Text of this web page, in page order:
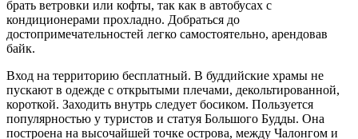
брать ветровки или кофты, так как в автобусах с
кондиционерами прохладно. Добраться до
достопримечательностей легко самостоятельно, арендовав
байк.
Вход на территорию бесплатный. В буддийские храмы не
пускают в одежде с открытыми плечами, декольтированной,
короткой. Заходить внутрь следует босиком. Пользуется
популярностью у туристов и статуя Большого Будды. Она
построена на высочайшей точке острова, между Чалонгом и